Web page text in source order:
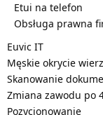
Etui na telefon
Obsługa prawna
Euvic IT
Męskie okrycie
Skanowanie
Zmiana zawodu po
Pozycjonowanie